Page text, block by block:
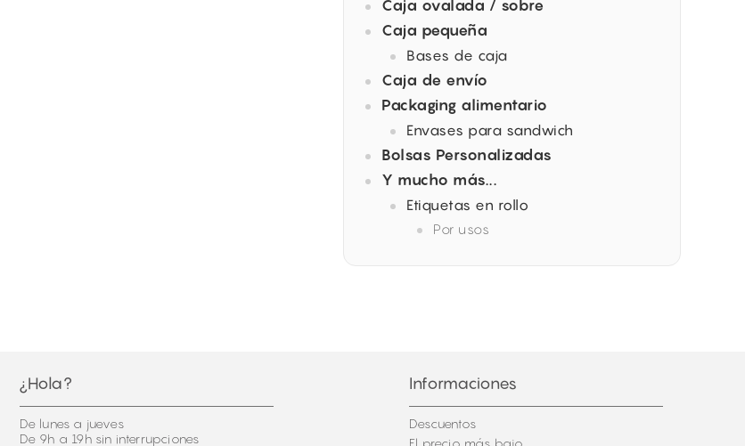
Caja ovalada / sobre
Caja pequeña
Bases de caja
Caja de envío
Packaging alimentario
Envases para sandwich
Bolsas Personalizadas
Y mucho más...
Etiquetas en rollo
Por usos
¿Hola?
De lunes a jueves
De 9h a 19h sin interrupciones
Informaciones
Descuentos
El precio más bajo